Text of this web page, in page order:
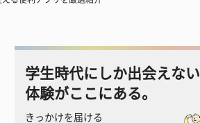
学生時代にしか出会えない
体験がここにある。
きっかけを届ける